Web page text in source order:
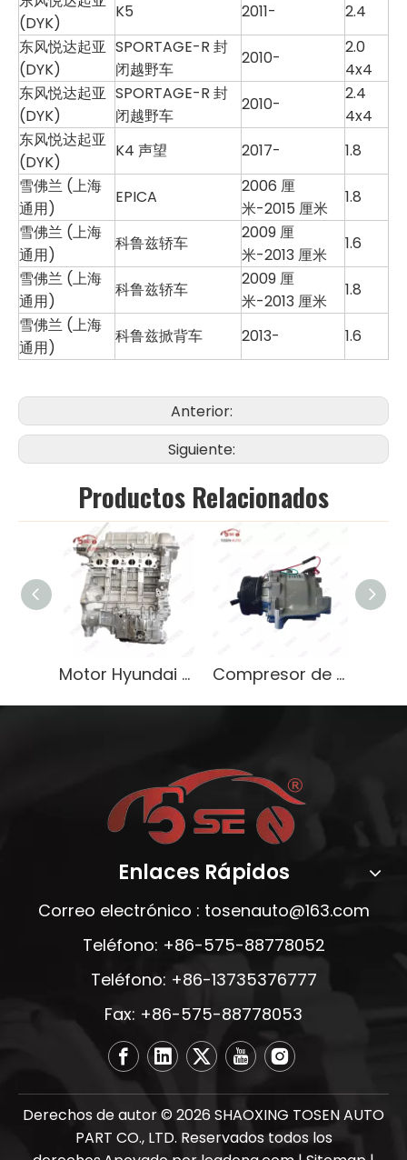
(DYK)
K5 2011-
2.4
东风悦达起亚
(DYK)
SPORTAGE-R 封
闭越野车
2010-
2.0
4x4
东风悦达起亚
(DYK)
SPORTAGE-R 封
闭越野车
2010-
2.4
4x4
东风悦达起亚
(DYK)
K4 声望 2017-
1.8
雪佛兰 (上海
通用)
EPICA
2006 厘
米-2015 厘米
1.8
雪佛兰 (上海
通用)
科鲁兹轿车
2009 厘
米-2013 厘米
1.6
雪佛兰 (上海
通用)
科鲁兹轿车
2009 厘
米-2013 厘米
1.8
雪佛兰 (上海
通用)
科鲁兹掀背车 2013- 1.6
Anterior:
Siguiente:
Productos Relacionados
Motor Hyundai G4FJ de alto rendimiento en venta eficiente confiable Compresor de aire acondicionado de alta eficiencia 4711326 para Porsche, OEM 95812601401
Enlaces Rápidos
Correo electrónico : tosenauto@163.com
Teléfono: +86-575-88778052
Teléfono: +86-13735376777
Fax: +86-575-88778053
Derechos de autor ©2026 SHAOXING TOSEN AUTO
PART CO., LTD. Reservados todos los